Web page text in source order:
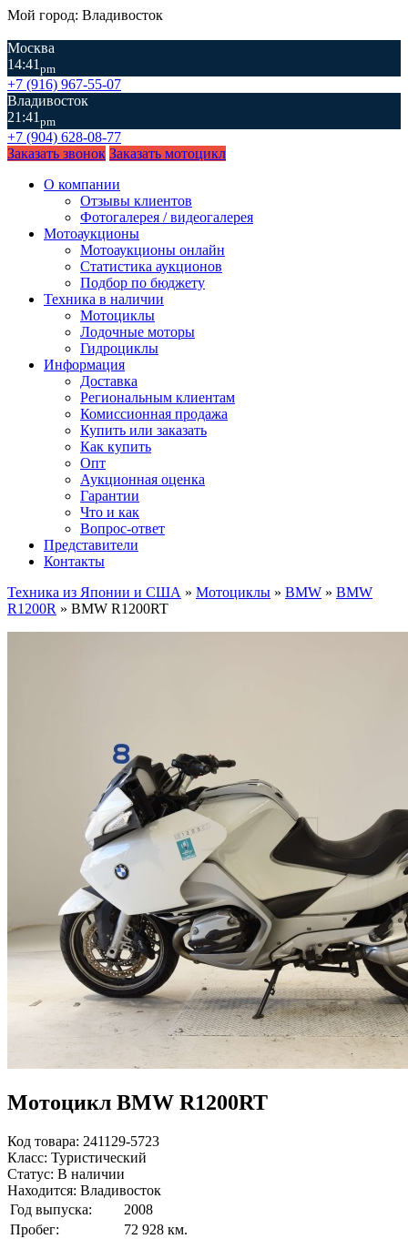
Мой город: Владивосток
Москва
14:41 pm
+7 (916) 967-55-07
Владивосток
21:41 pm
+7 (904) 628-08-77
Заказать звонок Заказать мотоцикл
О компании
Отзывы клиентов
Фотогалерея / видеогалерея
Мотоаукционы
Мотоаукционы онлайн
Статистика аукционов
Подбор по бюджету
Техника в наличии
Мотоциклы
Лодочные моторы
Гидроциклы
Информация
Доставка
Региональным клиентам
Комиссионная продажа
Купить или заказать
Как купить
Опт
Аукционная оценка
Гарантии
Что и как
Вопрос-ответ
Представители
Контакты
Техника из Японии и США » Мотоциклы » BMW » BMW
R1200R » BMW R1200RT
Мотоцикл BMW R1200RT
Код товара: 241129-5723
Класс: Туристический
Статус: В наличии
Находится: Владивосток
Год выпуска:
2008
Пробег:
72 928 км.